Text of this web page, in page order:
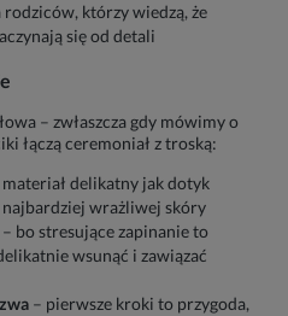
rodziców, którzy wiedzą, że
się od detali
– zwłaszcza gdy mówimy o
łączą ceremoniał z troską:
materiał delikatny jak dotyk
najbardziej wrażliwej skóry
– bo stresujące zapinanie to
wsunąć i zawiązać
– pierwsze kroki to przygoda,